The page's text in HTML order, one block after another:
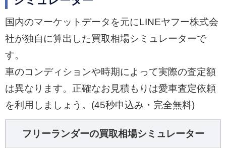
国内のマーケットデータを元にLINEヤフー株式会
社が独自に算出した買取相場シミュレーターで
す。
車のコンディションや時期によって実際の査定額
は異なります。正確なお見積もりは愛車査定依頼
を利用しましょう。(45秒申込み・完全無料)
フリーランダーの買取相場シミュレーター